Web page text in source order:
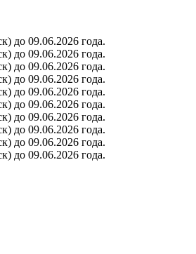
до 09.06.2026 года.
до 09.06.2026 года.
до 09.06.2026 года.
до 09.06.2026 года.
до 09.06.2026 года.
до 09.06.2026 года.
до 09.06.2026 года.
до 09.06.2026 года.
до 09.06.2026 года.
до 09.06.2026 года.